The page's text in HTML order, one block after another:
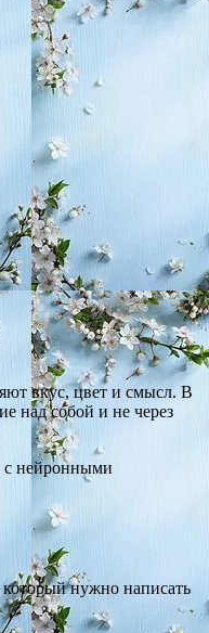
вкус, цвет и смысл. В
над собой и не через
с нейронными
который нужно написать